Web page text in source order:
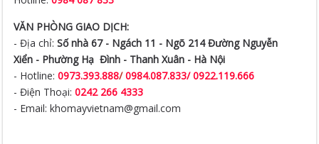
VĂN PHÒNG GIAO DỊCH:
- Địa chỉ:Số nhà 67 - Ngách 11 - Ngõ 214 Đường Nguyễn
Xiển - Phường Hạ Đình - Thanh Xuân - Hà Nội
- Hotline:0973.393.888/ 0984.087.833/ 0922.119.666
- Điện Thoại:0242 266 4333
- Email: khomayvietnam@gmail.com